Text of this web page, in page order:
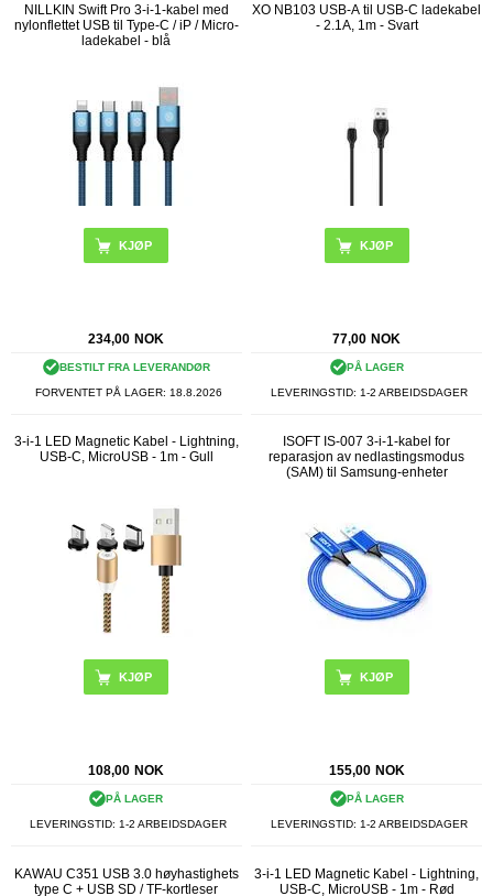
NILLKIN Swift Pro 3-i-1-kabel med
nylonflettet USB til Type-C / iP / Micro-
ladekabel - blå
234,00 NOK
BESTILT FRA LEVERANDØR
FORVENTET PÅ LAGER: 18.8.2026
XO NB103 USB-A til USB-C ladekabel
- 2.1A, 1m - Svart
77,00 NOK
PÅ LAGER
LEVERINGSTID: 1-2 ARBEIDSDAGER
3-i-1 LED Magnetic Kabel - Lightning,
USB-C, MicroUSB - 1m - Gull
108,00 NOK
PÅ LAGER
LEVERINGSTID: 1-2 ARBEIDSDAGER
ISOFT IS-007 3-i-1-kabel for
reparasjon av nedlastingsmodus
(SAM) til Samsung-enheter
155,00 NOK
PÅ LAGER
LEVERINGSTID: 1-2 ARBEIDSDAGER
KAWAU C351 USB 3.0 høyhastighets
type C + USB SD / TF-kortleser
3-i-1 LED Magnetic Kabel - Lightning,
USB-C, MicroUSB - 1m - Rød